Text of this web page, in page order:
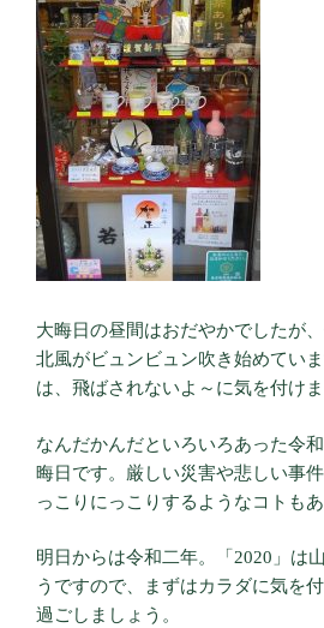
大晦日の昼間はおだやかでしたが
北風がビュンビュン吹き始めてい
は、飛ばされないよ～に気を付け
なんだかんだといろいろあった令
晦日です。厳しい災害や悲しい事
っこりにっこりするようなコトもあ
明日からは令和二年。「2020」は
うですので、まずはカラダに気を
過ごしましょう。